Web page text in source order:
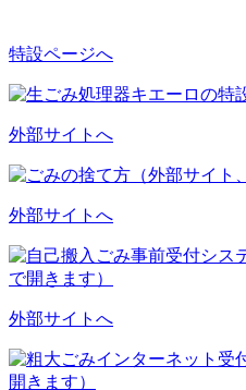
特設ページへ
外部サイトへ
外部サイトへ
外部サイトへ